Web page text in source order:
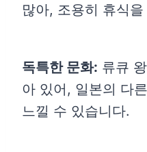
많아, 조용히 휴식
독특한 문화: 류큐
아 있어, 일본의 다
느낄 수 있습니다.